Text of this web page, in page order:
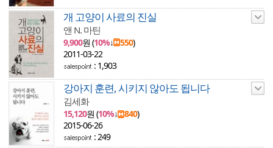
개 고양이 사료의 진실
앤 N. 마틴
9,900원 (10%↓ 550)
2011-03-22
: 1,903
강아지 훈련, 시키지 않아도 됩니다
김세화
15,120원 (10%↓ 840)
2015-06-26
: 249